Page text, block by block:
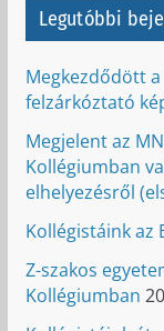
Legutóbbi
Megkezdődött
felzárkóztató
Megjelent az
Kollégiumban
elhelyezésről
Kollégistáink az
Z-szakos
Kollégiumban